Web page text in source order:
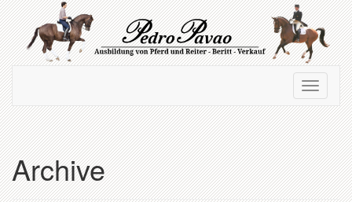
Zum
Hauptinhalt
springen
ein-/
Archive